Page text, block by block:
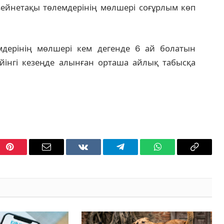
төлемдерінің мөлшері соғұрлым көп
мөлшері кем дегенде 6 ай болатын
кезеңде алынған орташа айлық табысқа
Pinterest Email VKontakteTelegram WhatsAppCopy